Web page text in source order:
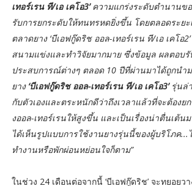
เทอร์เรน ที/เอ เคโอ3’ความแกร่งระดับตำนานขอ
รับการยกระดับให้ทนทรหดยิ่งขึ้น โดยตลอดระยะ
ตลาดยาง ‘บีเอฟกู๊ดริช ออล-เทอร์เรน ที/เอ เคโอ
สนามแข่งและทำวิจัยมากมาย ซึ่งข้อมูล ผลตอบ
ประสบการณ์ต่างๆ ตลอด 10 ปีที่ผ่านมาได้ถูกน
ยาง ‘บีเอฟกู๊ดริช ออล-เทอร์เรน ที/เอ เคโอ3’ รุ่นล่
กับตัวเองและตระหนักดีว่าถึงเวลาแล้วที่จะต้องย
งออล-เทอร์เรนให้สูงขึ้น และเป็นเรื่องน่าตื่นเต้น
ได้เห็นรูปแบบการใช้งานยางรุ่นนี้ของผู้บริโภค...
ทำงานหรือพักผ่อนหย่อนใจก็ตาม”
ในช่วง 24 เดือนต่อจากนี้ ‘บีเอฟกู๊ดริช’ จะทยอยว